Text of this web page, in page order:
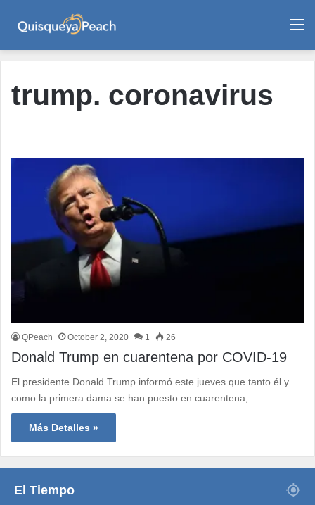
trump. coronavirus
QPeach October 2, 2020 1 26
Donald Trump en cuarentena por COVID-19
El presidente Donald Trump informó este jueves que tanto él y
como la primera dama se han puesto en cuarentena,…
Más Detalles »
El Tiempo